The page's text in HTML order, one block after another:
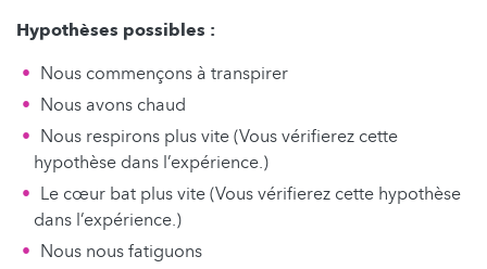
Hypothèses possibles :
Nous commençons à transpirer
Nous avons chaud
Nous respirons plus vite (Vous vérifierez cette
hypothèse dans l’expérience.)
Le cœur bat plus vite (Vous vérifierez cette hypothèse
dans l’expérience.)
Nous nous fatiguons